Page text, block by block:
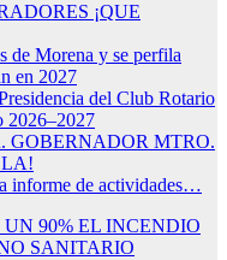
¡QUE
de Morena y se perfila
en 2027
del Club Rotario
2026–2027
GOBERNADOR MTRO.
informe de actividades…
90% EL INCENDIO
SANITARIO